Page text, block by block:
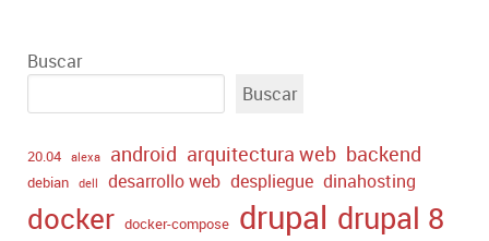
Buscar
Buscar
20.04 alexa android arquitectura web backend
debian dell desarrollo web despliegue dinahosting
docker docker-compose drupal drupal 8